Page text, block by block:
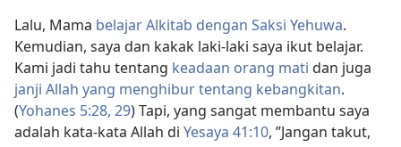
Lalu, Mama belajar Alkitab dengan Saksi Yehuwa.
Kemudian, saya dan kakak laki-laki saya ikut belajar.
Kami jadi tahu tentang keadaan orang mati dan juga
janji Allah yang menghibur tentang kebangkitan.
(Yohanes 5:28, 29) Tapi, yang sangat membantu saya
adalah kata-kata Allah di Yesaya 41:10, ”Jangan takut,